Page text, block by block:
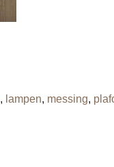
, lampen, messing,